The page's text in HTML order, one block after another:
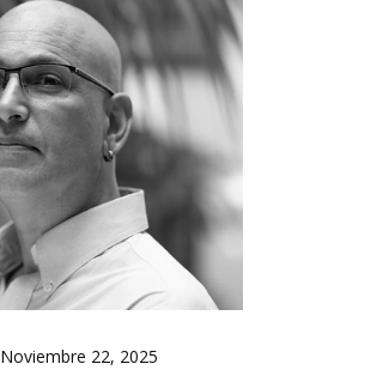
Noviembre 22, 2025